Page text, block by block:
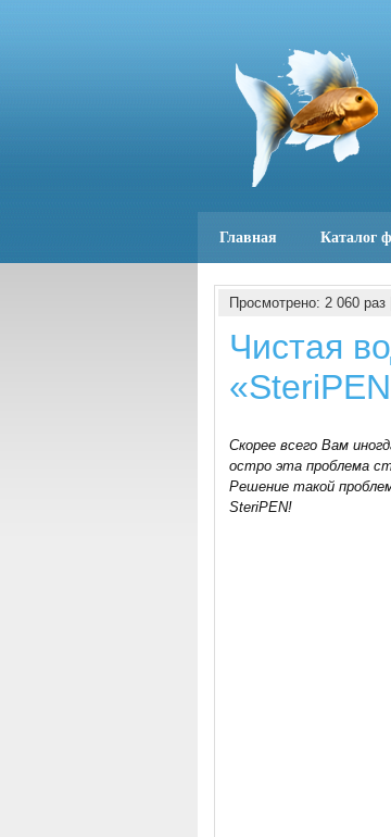
Главная Каталог
Просмотрено: 2 060 раз
Чистая
Скорее всего Вам
остро эта проблема
Решение такой
SteriPEN!